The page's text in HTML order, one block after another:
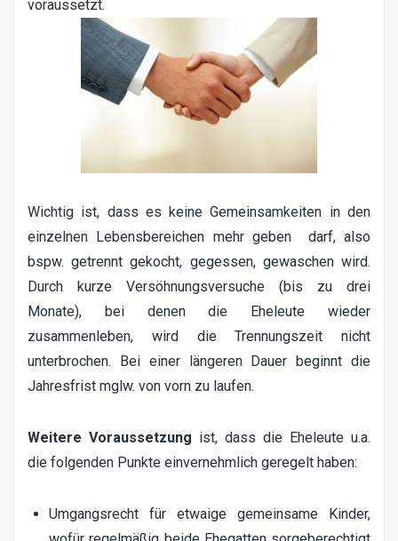
voraussetzt.
Wichtig ist, dass es keine Gemeinsamkeiten in den
einzelnen Lebensbereichen mehr geben darf, also
bspw. getrennt gekocht, gegessen, gewaschen wird.
Durch kurze Versöhnungsversuche (bis zu drei
Monate), bei denen die Eheleute wieder
zusammenleben, wird die Trennungszeit nicht
unterbrochen. Bei einer längeren Dauer beginnt die
Jahresfrist mglw. von vorn zu laufen.
Weitere Voraussetzung ist, dass die Eheleute u.a.
die folgenden Punkte einvernehmlich geregelt haben:
Umgangsrecht für etwaige gemeinsame Kinder,